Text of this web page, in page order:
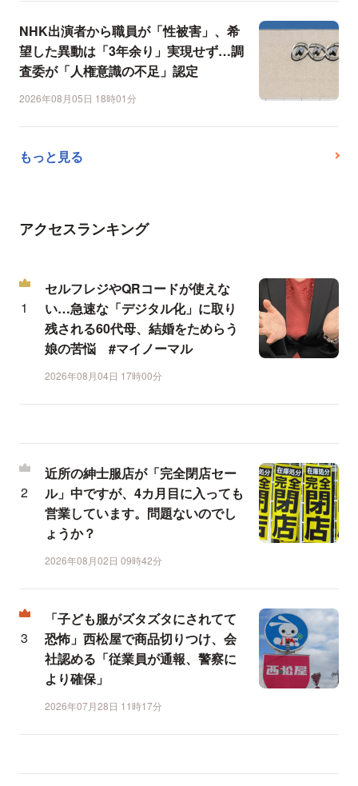
NHK出演者から職員が「性被害」、希
望した異動は「3年余り」実現せず…調
査委が「人権意識の不足」認定
2026年08月05日 18時01分
もっと見る
アクセスランキング
セルフレジやQRコードが使えな
い…急速な「デジタル化」に取り
残される60代母、結婚をためらう
娘の苦悩 #マイノーマル
2026年08月04日 17時00分
近所の紳士服店が「完全閉店セー
ル」中ですが、4カ月目に入っても
営業しています。問題ないのでし
ょうか？
2026年08月02日 09時42分
「子ども服がズタズタにされてて
恐怖」西松屋で商品切りつけ、会
社認める「従業員が通報、警察に
より確保」
2026年07月28日 11時17分